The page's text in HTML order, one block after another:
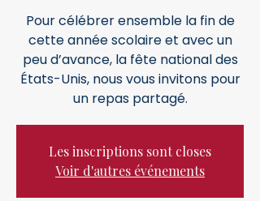
Pour célébrer ensemble la fin de
cette année scolaire et avec un
peu d’avance, la fête national des
États-Unis, nous vous invitons pour
un repas partagé.
Les inscriptions sont closes
Voir d'autres événements